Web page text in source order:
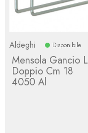
Aldeghi Disponibile
Mensola Gancio L
Doppio Cm 18
4050 Al